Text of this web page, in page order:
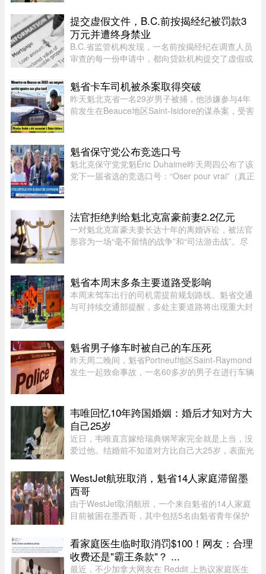
Andre Furtado在本次抽选中，移民部针对全新的
交通类别（Transport category）发出 ...
提交虚假文件，B.C.前按揭经纪被罚款3
万元并遭终身禁业
B.C.省监管机构发现，一名前按揭经纪在调查人员
审查的每一份申请中，都向贷款机构提交了虚假或
魁省卡车司机被杀案取得突破
昨天魁北克省一名29岁男子被捕，他涉嫌参与4年
前发生在Beauce地区Saint-Isidore的谋杀案，受害
人étienne Gourde。Gourde将在 ...
魁省保守党公布竞选口号
魁北克保守党党魁Éric Duhaime昨天周四公布了该
党下一届省选的竞选口号：“Oser pour vrai”（真正
未来联盟（CAQ）、 ...
法官拒绝判给魁北克富豪前妻2.2亿元
一对魁北克富豪夫妻长达十年的离婚诉讼，被法官
形容为一场“毫不留情的战争”和“司法游击战”。尽
魁省本周末多条主要道路受影响
本周末驾车出行的司机需提前规划路线。魁省交通
与可持续交通部提醒，多处主要道路将出现重大封
堵。20号高速（Boucherville ...
魁省男子修车时被自己的车压死
昨天周二晚间，魁省Portneuf地区Saint-Raymond
发生一起致命事故，一名60多岁的男子在进行车辆
Raymond的rang Sainte-Croix，当时一名 ...
韦唯回忆10年跨国婚姻：婚后才知对方大
自己25岁
近日，韦唯直言嫁给瑞典钢琴家完全就是上当，没
爱过他。结婚前不知道对方比自己大25岁，表面光
世，自己独自抚养三个儿子。韦唯，原名张菊霞，
壮族，1963年9月28日出生于 ...
WestJet航班取消，魁省14人家庭滞留墨
西哥
由于WestJet取消航班，一个来自魁省的14人家庭
目前被困在墨西哥，其中包括5名由魁省青年保护
Josée Pelletier表示，一家人原定周一返程，却在
起飞前数小时收到航班取消 ...
看家庭医生临时取消罚$100！网友：合理
收费还是"霸王条款"？ ...
最近，不少加拿大网友在 Reddit 上热议家庭医生